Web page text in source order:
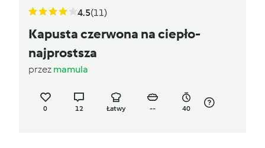
4.5(11)
Kapusta czerwona na ciepło-
najprostsza
przez mamula
0 12 Łatwy -- 40